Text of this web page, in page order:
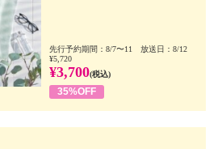
先行予約期間：8/7〜11 放送日：8/12
¥5,720
¥3,700(税込)
35%OFF